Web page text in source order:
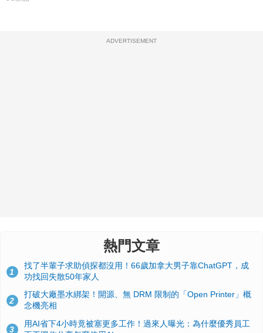
ADVERTISEMENT
熱門文章
1
找了半輩子求助偵探都沒用！66歲加拿大男子靠ChatGPT，成
功找回失散50年家人
2
打破大廠墨水綁架！開源、無 DRM 限制的「Open Printer」概
念機亮相
3
用AI省下4小時竟被塞更多工作！過來人曝光：為什麼優秀員工